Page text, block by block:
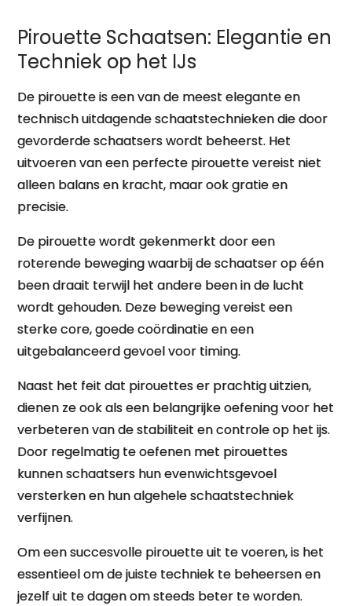
Pirouette Schaatsen: Elegantie en
Techniek op het IJs
De pirouette is een van de meest elegante en
technisch uitdagende schaatstechnieken die door
gevorderde schaatsers wordt beheerst. Het
uitvoeren van een perfecte pirouette vereist niet
alleen balans en kracht, maar ook gratie en
precisie.
De pirouette wordt gekenmerkt door een
roterende beweging waarbij de schaatser op één
been draait terwijl het andere been in de lucht
wordt gehouden. Deze beweging vereist een
sterke core, goede coördinatie en een
uitgebalanceerd gevoel voor timing.
Naast het feit dat pirouettes er prachtig uitzien,
dienen ze ook als een belangrijke oefening voor het
verbeteren van de stabiliteit en controle op het ijs.
Door regelmatig te oefenen met pirouettes
kunnen schaatsers hun evenwichtsgevoel
versterken en hun algehele schaatstechniek
verfijnen.
Om een succesvolle pirouette uit te voeren, is het
essentieel om de juiste techniek te beheersen en
jezelf uit te dagen om steeds beter te worden.